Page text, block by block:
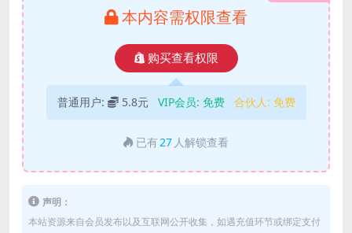
本内容需权限查看
购买查看权限
普通用户: 5.8元 VIP会员: 免费 合伙人: 免费
已有27 人解锁查看
声明：
本站资源来自会员发布以及互联网公开收集，如遇充值环节或绑定支付